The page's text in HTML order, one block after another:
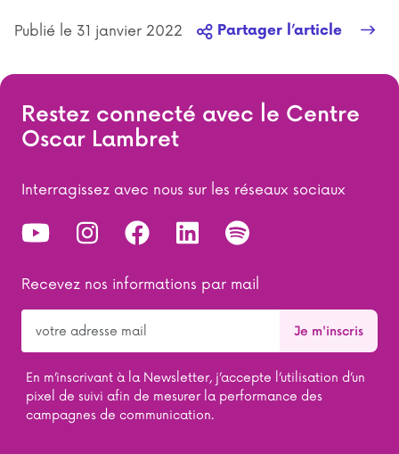
Publié le 31 janvier 2022 Partager l’article
Restez connecté avec le Centre
Oscar Lambret
Interragissez avec nous sur les réseaux sociaux
Recevez nos informations par mail
En m’inscrivant à la Newsletter, j’accepte l’utilisation d’un
pixel de suivi afin de mesurer la performance des
campagnes de communication.